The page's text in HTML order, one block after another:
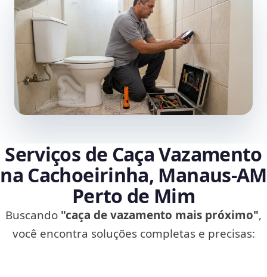
Serviços de Caça Vazamento
na Cachoeirinha, Manaus‑AM
Perto de Mim
Buscando "caça de vazamento mais próximo",
você encontra soluções completas e precisas: